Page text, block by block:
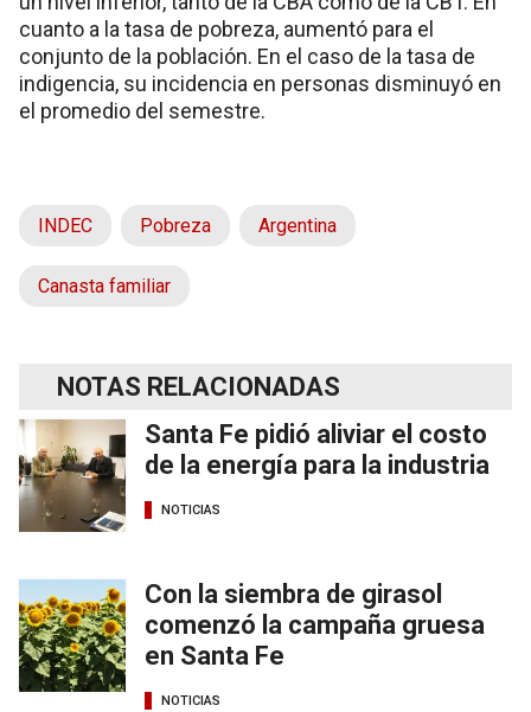
cuanto a la tasa de pobreza, aumentó para el
conjunto de la población. En el caso de la tasa de
indigencia, su incidencia en personas disminuyó en
el promedio del semestre.
INDEC Pobreza Argentina
Canasta familiar
NOTAS RELACIONADAS
Santa Fe pidió aliviar el costo
de la energía para la industria
NOTICIAS
Con la siembra de girasol
comenzó la campaña gruesa
en Santa Fe
NOTICIAS